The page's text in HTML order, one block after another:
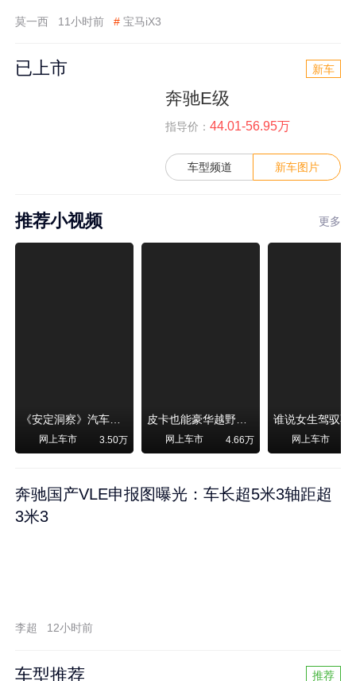
莫一西 11小时前 # 宝马iX3
已上市 新车
奔驰E级
指导价： 44.01-56.95万
车型频道 新车图片
推荐小视频 更多
《安定洞察》汽车烧不烧油，和石油安全无关！
网上车市 3.50万
皮卡也能豪华越野！纵横F700上市，限时卖29.99万起
网上车市 4.66万 网上车市
奔驰国产VLE申报图曝光：车长超5米3轴距超
3米3
李超 12小时前
车型推荐 推荐